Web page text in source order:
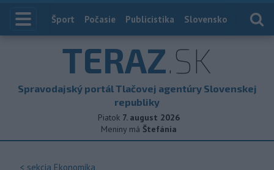
Index
Šport Počasie Publicistika Slovensko
TERAZ.SK
Spravodajský portál Tlačovej agentúry Slovenskej
republiky
Piatok 7. august 2026
Meniny má Štefánia
< sekcia Ekonomika